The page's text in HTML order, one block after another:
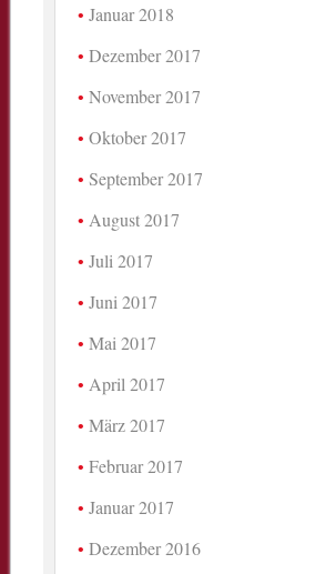
Januar 2018
Dezember 2017
November 2017
Oktober 2017
September 2017
August 2017
Juli 2017
Juni 2017
Mai 2017
April 2017
März 2017
Februar 2017
Januar 2017
Dezember 2016